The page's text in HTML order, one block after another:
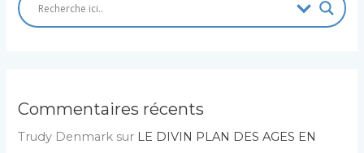
Commentaires récents
Trudy Denmark sur LE DIVIN PLAN DES AGES EN